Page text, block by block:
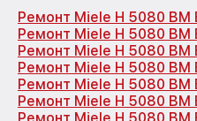
Ремонт Miele H 5080 BM
Ремонт Miele H 5080 BM
Ремонт Miele H 5080 BM
Ремонт Miele H 5080 BM
Ремонт Miele H 5080
Ремонт Miele H 5080 BM